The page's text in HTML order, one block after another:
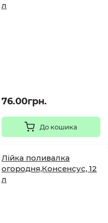
л
76.00грн.
До кошика
Лійка поливалка
огородня,Консенсус, 12
л